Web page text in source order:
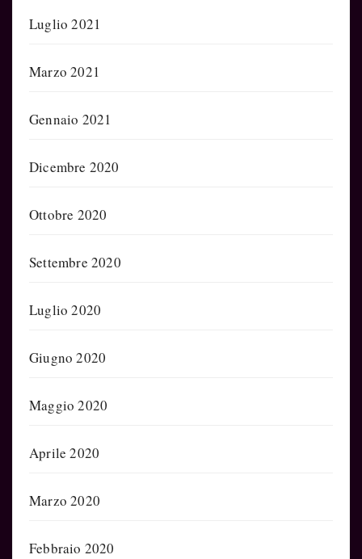
Luglio 2021
Marzo 2021
Gennaio 2021
Dicembre 2020
Ottobre 2020
Settembre 2020
Luglio 2020
Giugno 2020
Maggio 2020
Aprile 2020
Marzo 2020
Febbraio 2020